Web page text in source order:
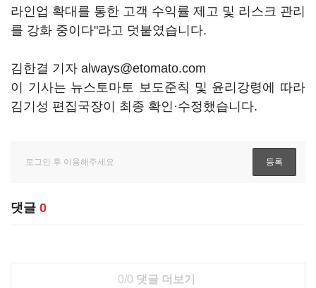
라인업 확대를 통한 고객 수익률 제고 및 리스크 관리
를 강화 중이다"라고 덧붙였습니다.
김한결 기자 always@etomato.com
이 기사는 뉴스토마토 보도준칙 및 윤리강령에 따라
김기성 편집국장이 최종 확인·수정했습니다.
댓글 0
0/0 댓글 더보기